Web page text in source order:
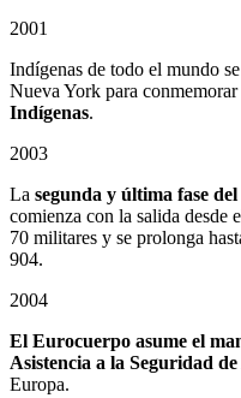
2001
Indígenas de todo el mundo
Nueva York para conmemorar
Indígenas.
2003
La segunda y última fase
comienza con la salida desde
70 militares y se prolonga
904.
2004
El Eurocuerpo asume el
Asistencia a la Seguridad
Europa.